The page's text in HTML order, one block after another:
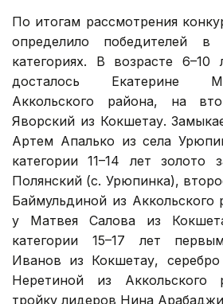
По итогам рассмотрения
определило победителей в
категориях. В возрасте 6–10
досталось Екатерине
Аккольского района, на
Яворский из Кокшетау.
Артем Апалько из села
категории 11–14 лет золото
Полянский (с. Урюпинка),
Баймульдиной из
у Матвея Салова из
категории 15–17 лет
Иванов из Кокшетау,
Неретиной из Аккольского
тройку лидеров Нина